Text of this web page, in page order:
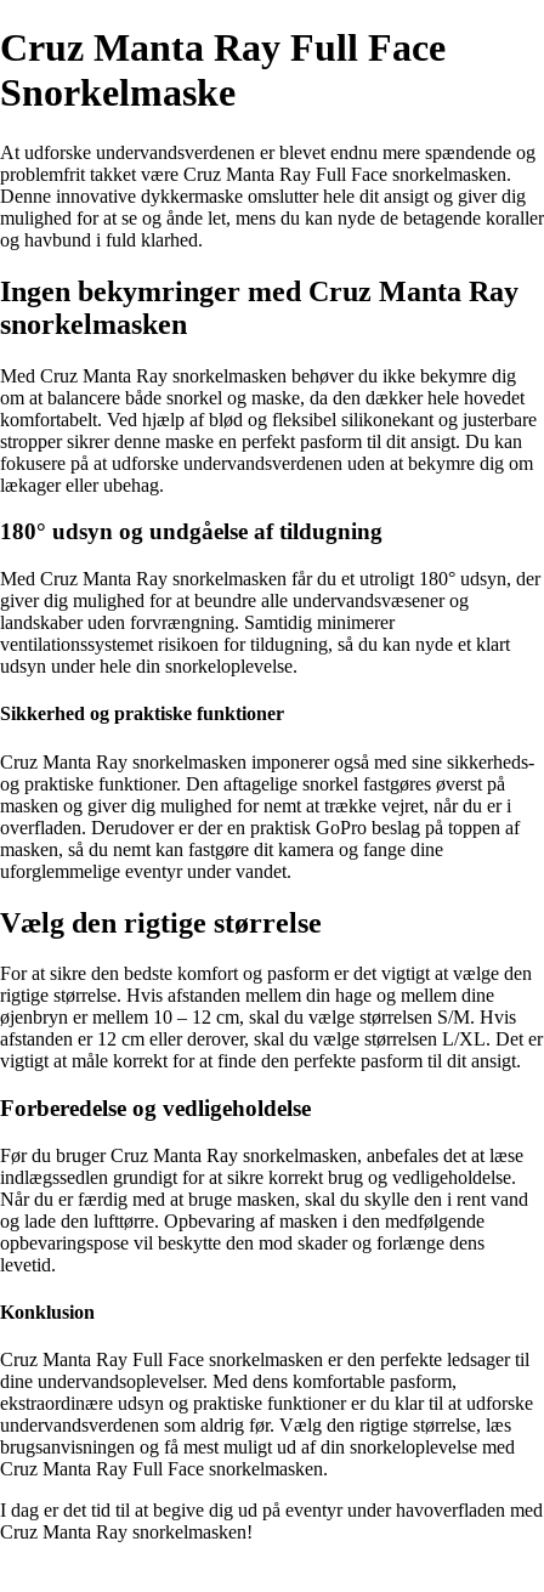
Cruz Manta Ray Full Face
Snorkelmaske
At udforske undervandsverdenen er blevet endnu mere spændende og
problemfrit takket være Cruz Manta Ray Full Face snorkelmasken.
Denne innovative dykkermaske omslutter hele dit ansigt og giver dig
mulighed for at se og ånde let, mens du kan nyde de betagende koraller
og havbund i fuld klarhed.
Ingen bekymringer med Cruz Manta Ray
snorkelmasken
Med Cruz Manta Ray snorkelmasken behøver du ikke bekymre dig
om at balancere både snorkel og maske, da den dækker hele hovedet
komfortabelt. Ved hjælp af blød og fleksibel silikonekant og justerbare
stropper sikrer denne maske en perfekt pasform til dit ansigt. Du kan
fokusere på at udforske undervandsverdenen uden at bekymre dig om
lækager eller ubehag.
180° udsyn og undgåelse af tildugning
Med Cruz Manta Ray snorkelmasken får du et utroligt 180° udsyn, der
giver dig mulighed for at beundre alle undervandsvæsener og
landskaber uden forvrængning. Samtidig minimerer
ventilationssystemet risikoen for tildugning, så du kan nyde et klart
udsyn under hele din snorkeloplevelse.
Sikkerhed og praktiske funktioner
Cruz Manta Ray snorkelmasken imponerer også med sine sikkerheds-
og praktiske funktioner. Den aftagelige snorkel fastgøres øverst på
masken og giver dig mulighed for nemt at trække vejret, når du er i
overfladen. Derudover er der en praktisk GoPro beslag på toppen af
masken, så du nemt kan fastgøre dit kamera og fange dine
uforglemmelige eventyr under vandet.
Vælg den rigtige størrelse
For at sikre den bedste komfort og pasform er det vigtigt at vælge den
rigtige størrelse. Hvis afstanden mellem din hage og mellem dine
øjenbryn er mellem 10 – 12 cm, skal du vælge størrelsen S/M. Hvis
afstanden er 12 cm eller derover, skal du vælge størrelsen L/XL. Det er
vigtigt at måle korrekt for at finde den perfekte pasform til dit ansigt.
Forberedelse og vedligeholdelse
Før du bruger Cruz Manta Ray snorkelmasken, anbefales det at læse
indlægssedlen grundigt for at sikre korrekt brug og vedligeholdelse.
Når du er færdig med at bruge masken, skal du skylle den i rent vand
og lade den lufttørre. Opbevaring af masken i den medfølgende
opbevaringspose vil beskytte den mod skader og forlænge dens
levetid.
Konklusion
Cruz Manta Ray Full Face snorkelmasken er den perfekte ledsager til
dine undervandsoplevelser. Med dens komfortable pasform,
ekstraordinære udsyn og praktiske funktioner er du klar til at udforske
undervandsverdenen som aldrig før. Vælg den rigtige størrelse, læs
brugsanvisningen og få mest muligt ud af din snorkeloplevelse med
Cruz Manta Ray Full Face snorkelmasken.
I dag er det tid til at begive dig ud på eventyr under havoverfladen med
Cruz Manta Ray snorkelmasken!